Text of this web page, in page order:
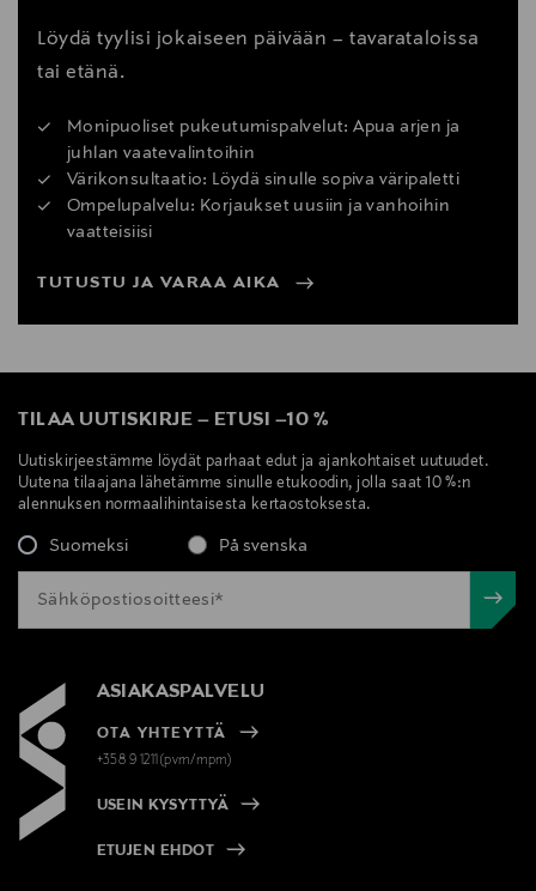
Löydä tyylisi jokaiseen päivään – tavarataloissa
tai etänä.
Monipuoliset pukeutumispalvelut: Apua arjen ja
juhlan vaatevalintoihin
Värikonsultaatio: Löydä sinulle sopiva väripaletti
Ompelupalvelu: Korjaukset uusiin ja vanhoihin
vaatteisiisi
TUTUSTU JA VARAA AIKA
TILAA UUTISKIRJE – ETUSI –10 %
Uutiskirjeestämme löydät parhaat edut ja ajankohtaiset uutuudet.
Uutena tilaajana lähetämme sinulle etukoodin, jolla saat 10 %:n
alennuksen normaalihintaisesta kertaostoksesta.
Suomeksi På svenska
ASIAKASPALVELU
OTA YHTEYTTÄ
+358 9 1211(pvm/mpm)
USEIN KYSYTTYÄ
ETUJEN EHDOT